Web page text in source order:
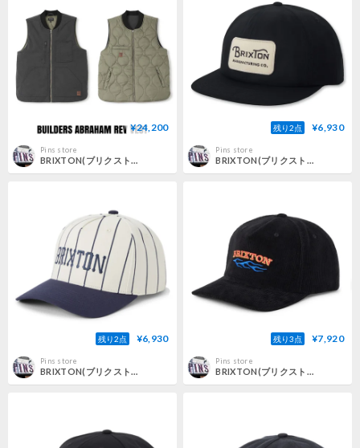
¥24,200
Pins store
BRIXTON(ブリクストン) BUILDERS ABRAHAM REV VEST
残り2点 ¥6,930
Pins store
BRIXTON(ブリクストン) GRADE SNAP BACK BKOFF
残り2点 ¥6,930
Pins store
BRIXTON(ブリクストン) HOMERUN SNAP BACK
残り3点 ¥7,920
Pins store
BRIXTON(ブリクストン) CLIFTON SNAP BACK